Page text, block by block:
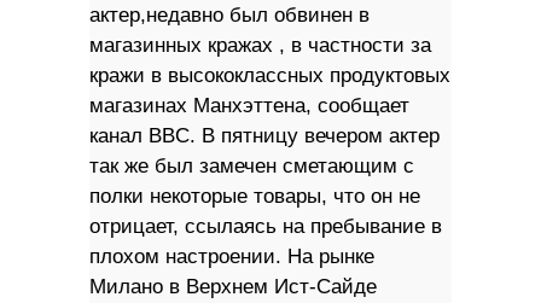
актер,недавно был обвинен в
магазинных кражах , в частности за
кражи в высококлассных продуктовых
магазинах Манхэттена, сообщает
канал BBC. В пятницу вечером актер
так же был замечен сметающим с
полки некоторые товары, что он не
отрицает, ссылаясь на пребывание в
плохом настроении. На рынке
Милано в Верхнем Ист-Сайде